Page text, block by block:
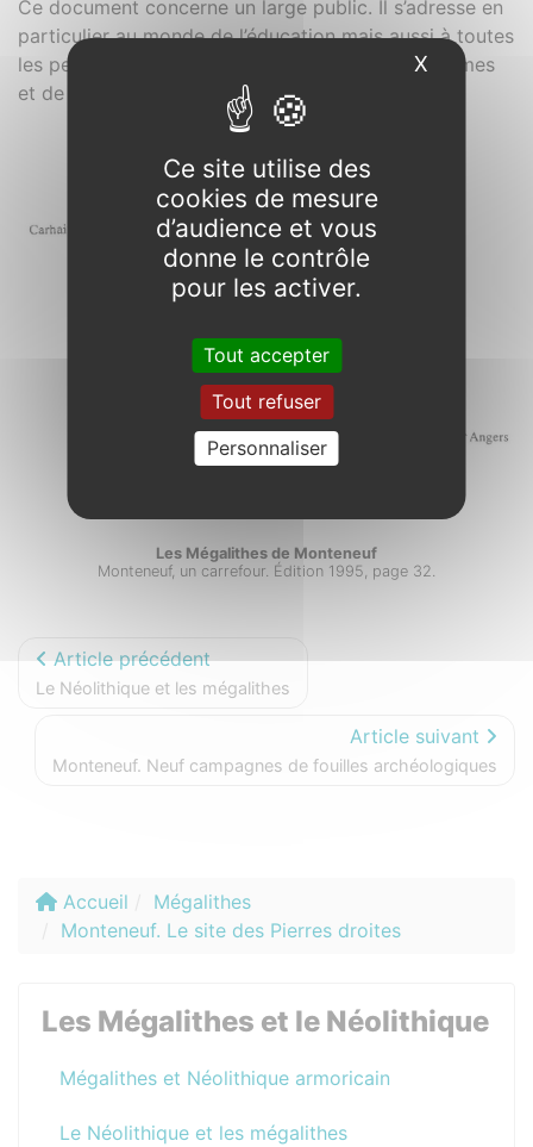
Ce document concerne un large public. Il s’adresse en
particulier au monde de l’éducation mais aussi à toutes
les personnes passionnées par l’histoire des hommes
et de leur culture.
Les Mégalithes de Monteneuf
Monteneuf, un carrefour. Édition 1995, page 32.
Article précédent
Le Néolithique et les mégalithes
Article suivant
Monteneuf. Neuf campagnes de fouilles archéologiques
Accueil
Mégalithes
Monteneuf. Le site des Pierres droites
Les Mégalithes et le Néolithique
Mégalithes et Néolithique armoricain
Le Néolithique et les mégalithes
Ce site utilise des
cookies de mesure
d’audience et vous
donne le contrôle
pour les activer.
Tout accepter
Tout refuser
Personnaliser
X Masquer